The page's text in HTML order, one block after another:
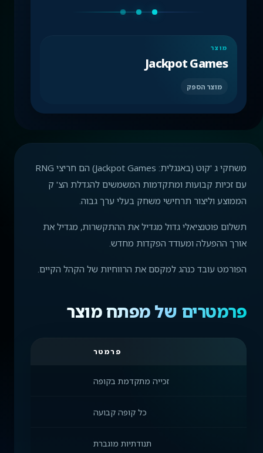
מוצר
Jackpot Games
מוצר הספק
משחקי ג 'קוט (באנגלית: Jackpot Games) הם חריצי RNG
עם זכיות קבועות ומתקדמות המשמשים להגדלת הצ' ק
הממוצע וליצור תרחישי משחק בעלי ערך גבוה.
תשלום פוטנציאלי גדול מגדיל את ההתקשרות, מגדיל את
אורך ההפעלה ומעודד הפקדות מחדש.
הפורמט עובד כנהג למקסם את הרווחיות של הקהל הקיים.
פרמטרים של מפתח מוצר
פרמטר
זכייה מתקדמת בקופה
כל קופה קבועה
תנודתיות מוגברת